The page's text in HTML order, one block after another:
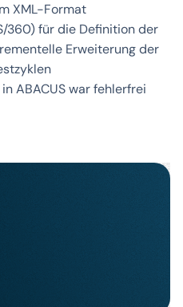
XML-Format
360) für die Definition der
Erweiterung der
ABACUS war fehlerfrei